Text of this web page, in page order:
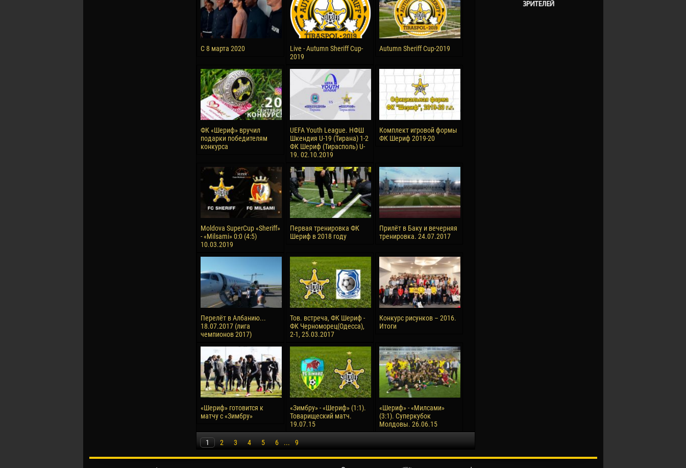
С 8 марта 2020
Live - Autumn Sheriff Cup-
2019
Autumn Sheriff Cup-2019
ФК «Шериф» вручил
подарки победителям
конкурса
UEFA Youth League. НФШ
Шкендия U-19 (Тирана) 1-2
ФК Шериф (Тирасполь) U-
19. 02.10.2019
Комплект игровой формы
ФК Шериф 2019-20
Moldova SuperCup «Sheriff»
- «Milsami» 0:0 (4:5)
10.03.2019
Первая тренировка ФК
Шериф в 2018 году
Прилёт в Баку и вечерняя
тренировка. 24.07.2017
Перелёт в Албанию...
18.07.2017 (лига
чемпионов 2017)
Тов. встреча, ФК Шериф -
ФК Черноморец(Одесса),
2-1, 25.03.2017
Конкурс рисунков – 2016.
Итоги
«Шериф» готовится к
матчу с «Зимбру»
«Зимбру» - «Шериф» (1:1).
Товарищеский матч.
19.07.15
«Шериф» - «Милсами»
(3:1). Суперкубок
Молдовы. 26.06.15
1 2 3 4 5 6 ... 9